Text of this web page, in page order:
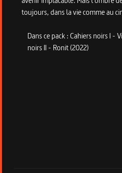
toujours, dans la vie comme au
Dans ce pack : Cahiers noirs I -
noirs II - Ronit (2022)